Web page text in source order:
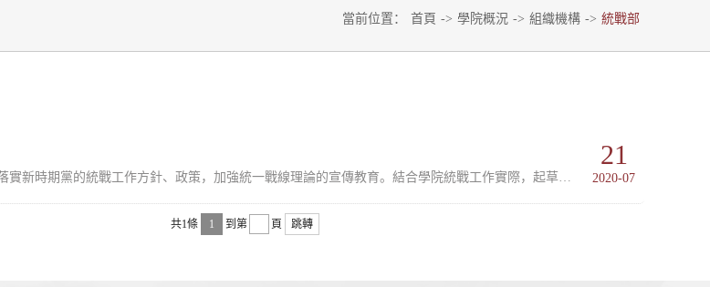
當前位置： 首頁 -> 學院概況 -> 組織機構 -> 統戰部
部門工作職責一、貫徹落實新時期黨的統戰工作方針、政策，加強統一戰線理論的宣傳教育。結合學院統戰工作實際，起草和制定統戰工作的各種規章制度。提出學院...
21
2020-07
共1條 1 到第 頁 跳轉